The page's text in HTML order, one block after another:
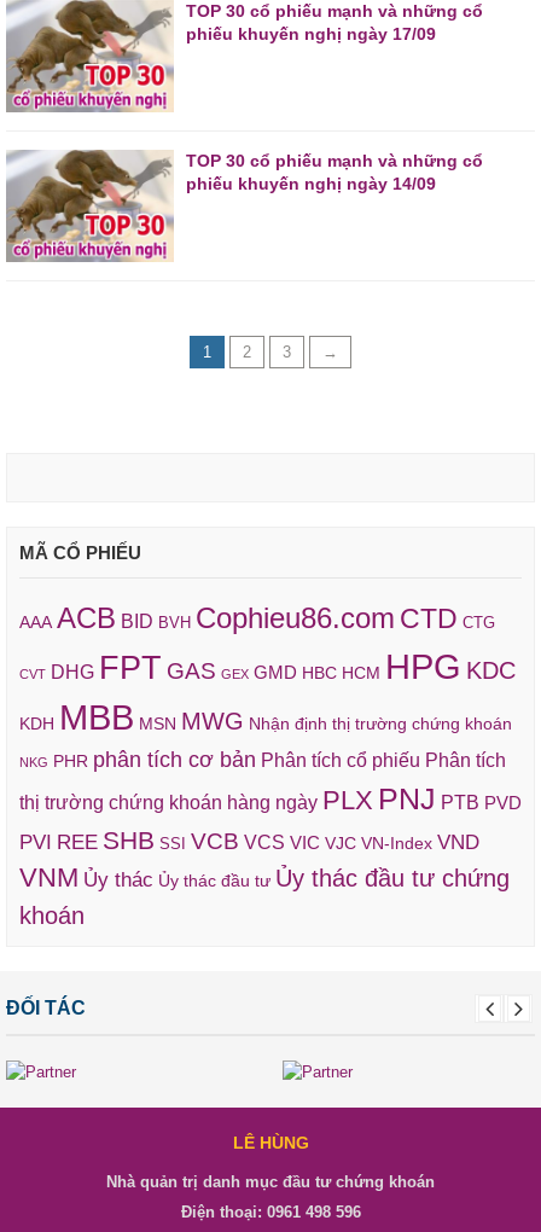
TOP 30 cổ phiếu mạnh và những cổ
phiếu khuyến nghị ngày 17/09
TOP 30 cổ phiếu mạnh và những cổ
phiếu khuyến nghị ngày 14/09
1 2 3 →
MÃ CỔ PHIẾU
AAA ACB BID BVH Cophieu86.com CTD CTG
CVT DHG FPT GAS GEX GMD HBC HCM HPG KDC
KDH MBB MSN MWG Nhận định thị trường chứng khoán
NKG PHR phân tích cơ bản Phân tích cổ phiếu Phân tích
thị trường chứng khoán hàng ngày PLX PNJ PTB PVD
PVI REE SHB SSI VCB VCS VIC VJC VN-Index VND
VNM Ủy thác Ủy thác đầu tư Ủy thác đầu tư chứng
khoán
ĐỐI TÁC
LÊ HÙNG
Nhà quản trị danh mục đầu tư chứng khoán
Điện thoại: 0961 498 596